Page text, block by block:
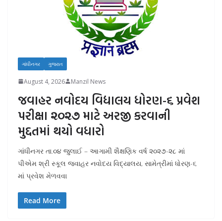
ગાંધીનગર ગુજરાત
August 4, 2026 Manzil News
જવાહર નવોદય વિદ્યાલય ધોરણ-૬ પ્રવેશ
પરીક્ષા ૨૦૨૭ માટે અરજી કરવાની
મુદ્દતમાં થયો વધારો
ગાંધીનગર તા.૦૪ જુલાઈ – આગામી શૈક્ષણિક વર્ષ ૨૦૨૭-૨૮ માં
પીએમ શ્રી સ્કૂલ જવાહર નવોદય વિદ્યાલય, સામેત્રીમાં ધોરણ-૬
માં પ્રવેશ મેળવવા
Read More